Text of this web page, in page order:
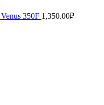
350F 1,350.00₽